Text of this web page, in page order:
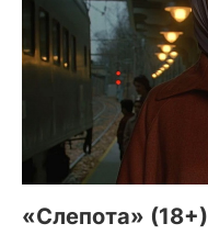
«Слепота» (18+)